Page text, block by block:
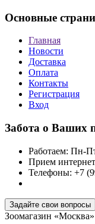
Основные
Главная
Новости
Доставка
Оплата
Контакты
Регистрация
Вход
Забота о Ваших
Работаем: Пн-
Прием
Телефоны: +7
Зоомагазин